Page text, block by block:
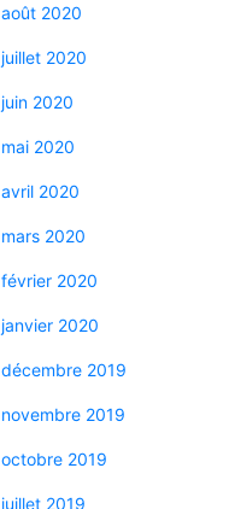
août 2020
juillet 2020
juin 2020
mai 2020
avril 2020
mars 2020
février 2020
janvier 2020
décembre 2019
novembre 2019
octobre 2019
juillet 2019